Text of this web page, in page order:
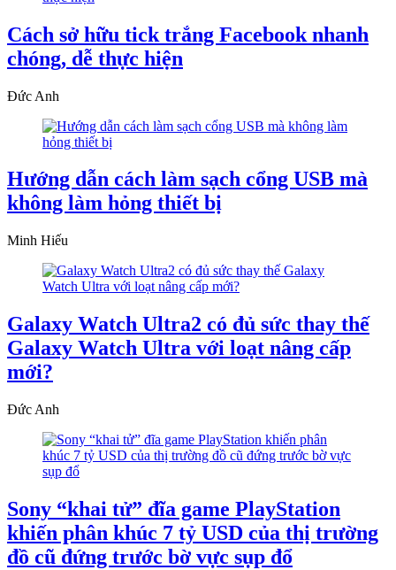
Cách sở hữu tick trắng Facebook nhanh
chóng, dễ thực hiện
Đức Anh
Hướng dẫn cách làm sạch cổng USB mà
không làm hỏng thiết bị
Minh Hiếu
Galaxy Watch Ultra2 có đủ sức thay thế
Galaxy Watch Ultra với loạt nâng cấp
mới?
Đức Anh
Sony “khai tử” đĩa game PlayStation
khiến phân khúc 7 tỷ USD của thị trường
đồ cũ đứng trước bờ vực sụp đổ